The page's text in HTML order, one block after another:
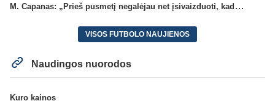
M. Capanas: „Prieš pusmetį negalėjau net įsivaizduoti, kad žaisime prieš „Hajduk“
VISOS FUTBOLO NAUJIENOS
Naudingos nuorodos
Kuro kainos